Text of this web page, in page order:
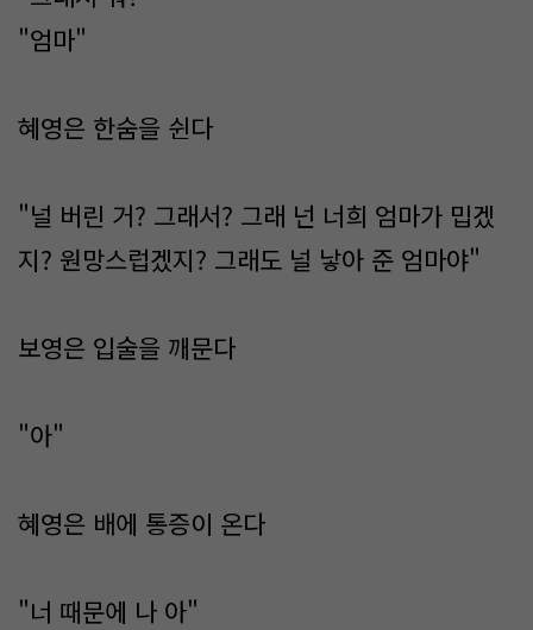
"엄마"
혜영은 한숨을 쉰다
"널 버린 거? 그래서? 그래 넌 너희 엄마가 밉겠
지? 원망스럽겠지? 그래도 널 낳아 준 엄마야"
보영은 입술을 깨문다
"아"
혜영은 배에 통증이 온다
"너 때문에 나 아"